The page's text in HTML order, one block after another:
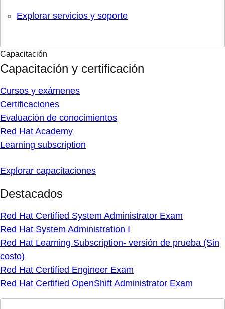
Explorar servicios y soporte
Capacitación
Capacitación y certificación
Cursos y exámenes
Certificaciones
Evaluación de conocimientos
Red Hat Academy
Learning subscription
Explorar capacitaciones
Destacados
Red Hat Certified System Administrator Exam
Red Hat System Administration I
Red Hat Learning Subscription- versión de prueba (Sin
costo)
Red Hat Certified Engineer Exam
Red Hat Certified OpenShift Administrator Exam